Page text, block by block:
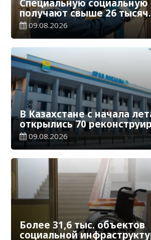
Специальную социальную
получают свыше 26 тысяч
работников, занятых во
условиях труда
09.08.2026
В Казахстане с начала
открылись 70
железнодорожных
09.08.2026
Более 31,6 тыс. объектов
социальной